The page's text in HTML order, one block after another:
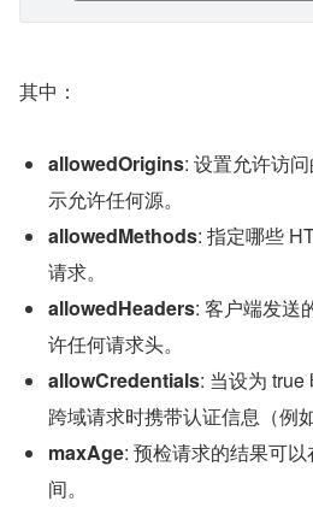
其中：
allowedOrigins: 设置允许访
示允许任何源。
allowedMethods: 指定哪些
请求。
allowedHeaders: 客户端发送
许任何请求头。
allowCredentials: 当设为
跨域请求时携带认证信息（例
maxAge: 预检请求的结果可
间。